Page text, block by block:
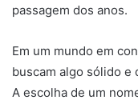
passagem dos anos.
Em um mundo em
buscam algo sólido e
A escolha de um